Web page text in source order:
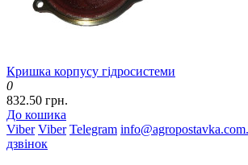
Кришка корпусу гідросистеми
0
832.50 грн.
До кошика
Viber Viber Telegram
дзвінок